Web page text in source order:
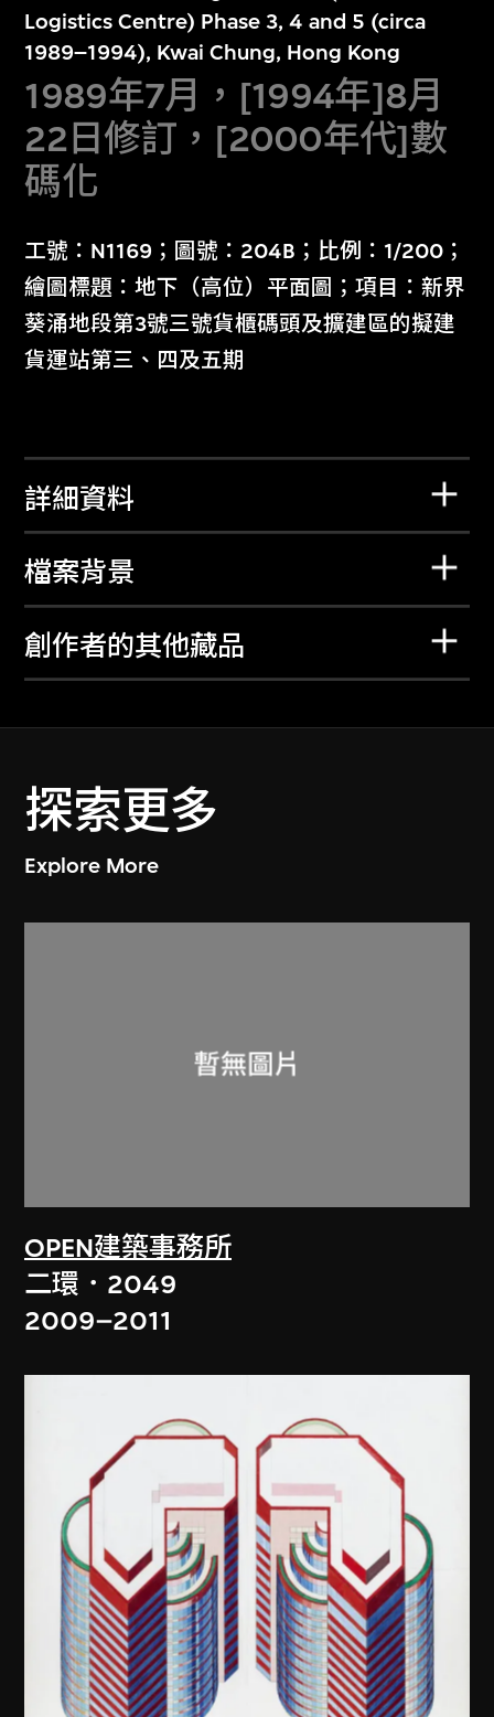
Logistics Centre) Phase 3, 4 and 5 (circa
1989–1994), Kwai Chung, Hong Kong
1989年7月，[1994年]8月
22日修訂，[2000年代]數
碼化
工號：N1169；圖號：204B；比例：1/200；
繪圖標題：地下（高位）平面圖；項目：新界
葵涌地段第3號三號貨櫃碼頭及擴建區的擬建
貨運站第三、四及五期
詳細資料
檔案背景
創作者的其他藏品
探索更多
Explore More
OPEN建築事務所
二環．2049
2009–2011